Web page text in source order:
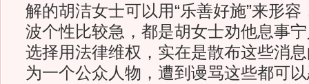
解的胡洁女士可以用“乐善好施”来形
波个性比较急，都是胡女士劝他息事
选择用法律维权，实在是散布这些消
为一个公众人物，遭到谩骂这些都可